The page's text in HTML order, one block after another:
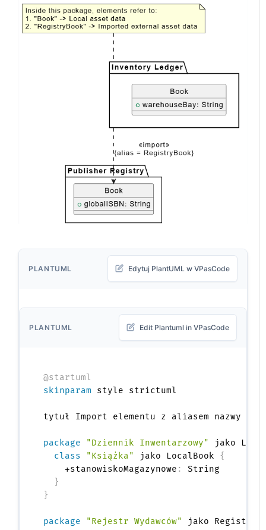
PLANTUML Edytuj PlantUML w VPasCode
PLANTUML Edit Plantuml in VPasCode
@startuml
skinparam style strictuml
tytuł Import elementu z aliasem nazwy
package "Dziennik Inwentarzowy"
jako
class
"Książka" jako LocalBook {
    +stanowiskoMagazynowe
:
String
}
}
package "Rejestr Wydawców"
jako Registry